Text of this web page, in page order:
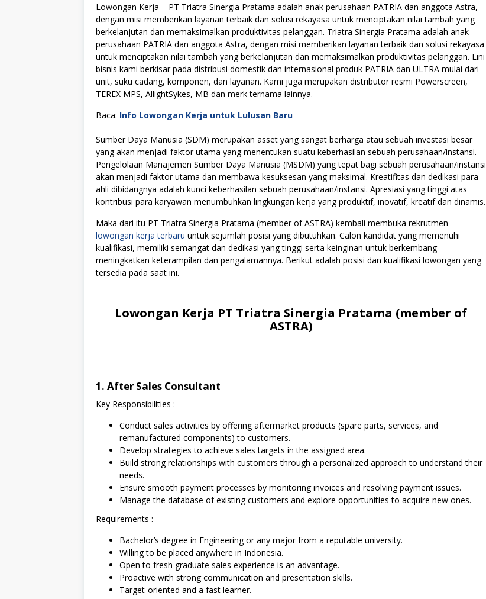
Lowongan Kerja – PT Triatra Sinergia Pratama adalah anak perusahaan PATRIA dan anggota Astra,
dengan misi memberikan layanan terbaik dan solusi rekayasa untuk menciptakan nilai tambah yang
berkelanjutan dan memaksimalkan produktivitas pelanggan. Triatra Sinergia Pratama adalah anak
perusahaan PATRIA dan anggota Astra, dengan misi memberikan layanan terbaik dan solusi rekayasa
untuk menciptakan nilai tambah yang berkelanjutan dan memaksimalkan produktivitas pelanggan. Lini
bisnis kami berkisar pada distribusi domestik dan internasional produk PATRIA dan ULTRA mulai dari
unit, suku cadang, komponen, dan layanan. Kami juga merupakan distributor resmi Powerscreen,
TEREX MPS, AllightSykes, MB dan merk ternama lainnya.
Baca: Info Lowongan Kerja untuk Lulusan Baru
Sumber Daya Manusia (SDM) merupakan asset yang sangat berharga atau sebuah investasi besar
yang akan menjadi faktor utama yang menentukan suatu keberhasilan sebuah perusahaan/instansi.
Pengelolaan Manajemen Sumber Daya Manusia (MSDM) yang tepat bagi sebuah perusahaan/instansi
akan menjadi faktor utama dan membawa kesuksesan yang maksimal. Kreatifitas dan dedikasi para
ahli dibidangnya adalah kunci keberhasilan sebuah perusahaan/instansi. Apresiasi yang tinggi atas
kontribusi para karyawan menumbuhkan lingkungan kerja yang produktif, inovatif, kreatif dan dinamis.
Maka dari itu PT Triatra Sinergia Pratama (member of ASTRA) kembali membuka rekrutmen
lowongan kerja terbaru untuk sejumlah posisi yang dibutuhkan. Calon kandidat yang memenuhi
kualifikasi, memiliki semangat dan dedikasi yang tinggi serta keinginan untuk berkembang
meningkatkan keterampilan dan pengalamannya. Berikut adalah posisi dan kualifikasi lowongan yang
tersedia pada saat ini.
Lowongan Kerja PT Triatra Sinergia Pratama (member of
ASTRA)
1. After Sales Consultant
Key Responsibilities :
Conduct sales activities by offering aftermarket products (spare parts, services, and
remanufactured components) to customers.
Develop strategies to achieve sales targets in the assigned area.
Build strong relationships with customers through a personalized approach to understand their
needs.
Ensure smooth payment processes by monitoring invoices and resolving payment issues.
Manage the database of existing customers and explore opportunities to acquire new ones.
Requirements :
Bachelor’s degree in Engineering or any major from a reputable university.
Willing to be placed anywhere in Indonesia.
Open to fresh graduate sales experience is an advantage.
Proactive with strong communication and presentation skills.
Target-oriented and a fast learner.